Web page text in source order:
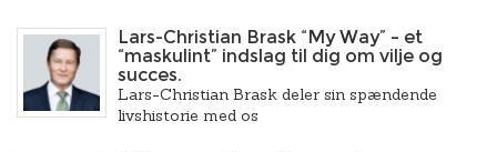
Lars-Christian Brask “My Way” – et
“maskulint” indslag til dig om vilje og
succes.
Lars-Christian Brask deler sin spændende
livshistorie med os